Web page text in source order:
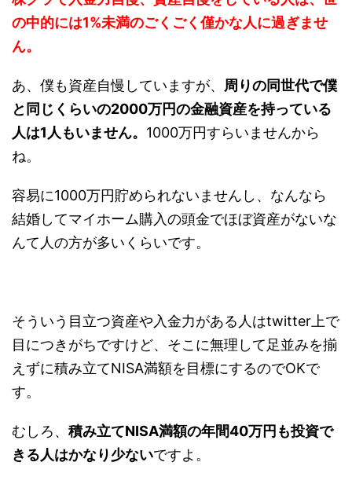
の中的には1%未満のごくごく僅かな人に過ぎませ
ん。
あ、僕も資産自慢していますが、 周りの同世代で僕
と同じくらいの2000万円の金融資産を持っている
人は1人もいません。 1000万円すらいませんから
ね。
容易に1000万円貯められないませんし、なんなら
結婚してマイホーム購入の頭金でほぼ資産がないな
んて人の方が多いくらいです。
そういう目立つ資産や入金力がある人はtwitter上で
目につきがちですけど、そこに無理して足並みを揃
えずに積み立てNISA満額を目標にするのでOKで
す。
むしろ、 積み立てNISA満額の年間40万円も投資で
きる人はかなり少ないですよ。